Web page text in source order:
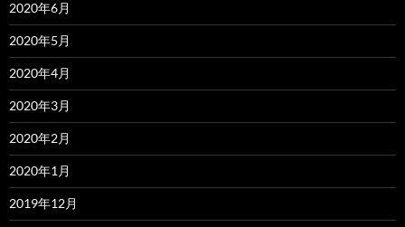
2020年6月
2020年5月
2020年4月
2020年3月
2020年2月
2020年1月
2019年12月